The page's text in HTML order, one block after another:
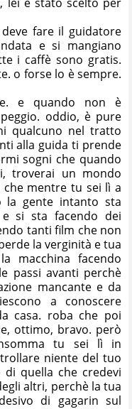
fare il guidatore
e si mangiano
i caffè sono gratis.
o forse lo è sempre.
e quando non è
oddio, è pure
qualcuno nel tratto
alla guida ti prende
sogni che quando
troverai un mondo
che mentre tu sei lì a
la gente intanto sta
e si sta facendo dei
tanti film che non
la verginità e tua
macchina facendo
passi avanti perchè
mancante e da
a conoscere
casa. roba che poi
ottimo, bravo. però
tu sei lì in
niente del tuo
quella che credevi
altri, perchè la tua
di gagarin sul